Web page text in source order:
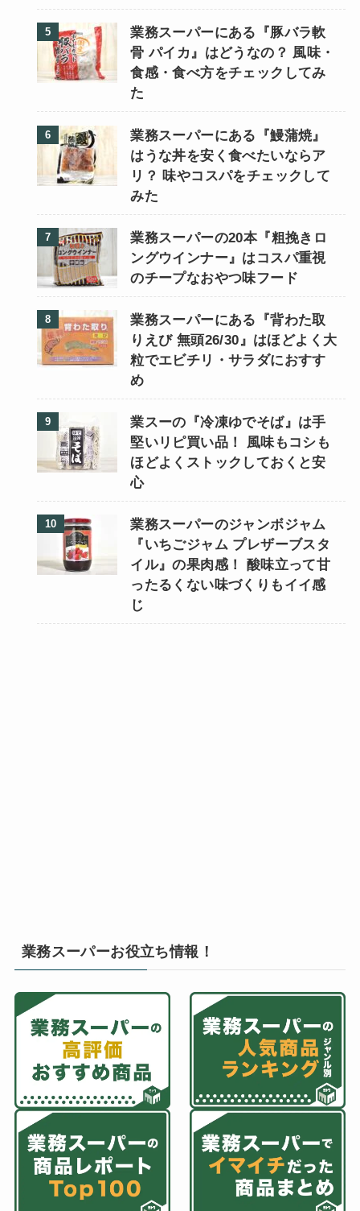
業務スーパーにある『豚バラ軟
骨 パイカ』はどうなの？ 風味・
食感・食べ方をチェックしてみ
た
業務スーパーにある『鰻蒲焼』
はうな丼を安く食べたいならア
リ？ 味やコスパをチェックして
みた
業務スーパーの20本『粗挽きロ
ングウインナー』はコスパ重視
のチープなおやつ味フード
業務スーパーにある『背わた取
りえび 無頭26/30』はほどよく大
粒でエビチリ・サラダにおすす
め
業スーの『冷凍ゆでそば』は手
堅いリピ買い品！ 風味もコシも
ほどよくストックしておくと安
心
業務スーパーのジャンボジャム
『いちごジャム プレザーブスタ
イル』の果肉感！ 酸味立って甘
ったるくない味づくりもイイ感
じ
業務スーパーお役立ち情報！